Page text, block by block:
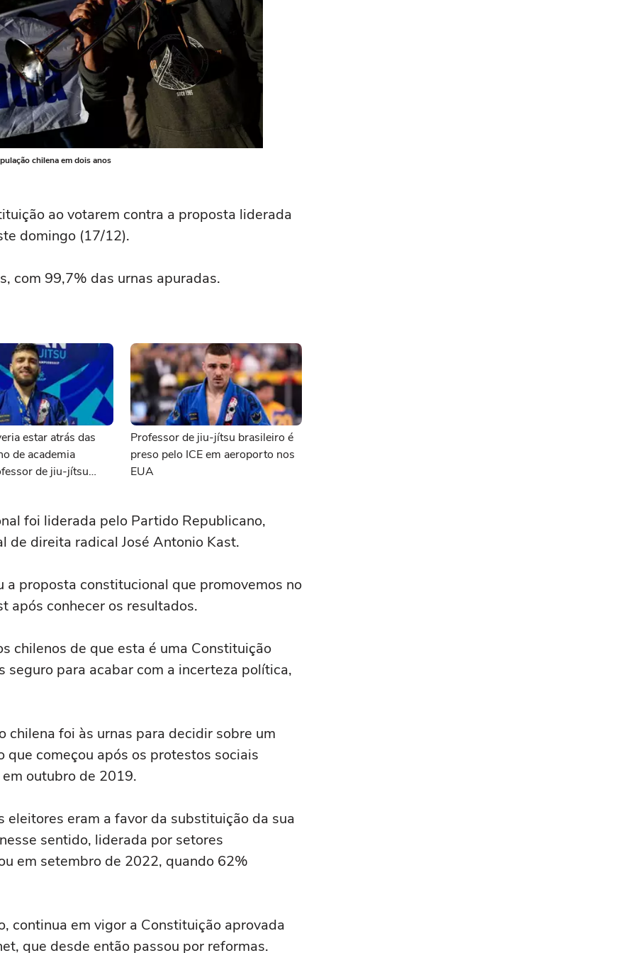
chilena em dois anos
ao votarem contra a proposta liderada
domingo (17/12).
com 99,7% das urnas apuradas.
estar atrás das
de academia
de jiu-jítsu
Professor de jiu-jítsu brasileiro é
preso pelo ICE em aeroporto nos
EUA
foi liderada pelo Partido Republicano,
direita radical José Antonio Kast.
proposta constitucional que promovemos no
após conhecer os resultados.
chilenos de que esta é uma Constituição
seguro para acabar com a incerteza política,
chilena foi às urnas para decidir sobre um
começou após os protestos sociais
outubro de 2019.
eleitores eram a favor da substituição da sua
sentido, liderada por setores
em setembro de 2022, quando 62%
continua em vigor a Constituição aprovada
que desde então passou por reformas.